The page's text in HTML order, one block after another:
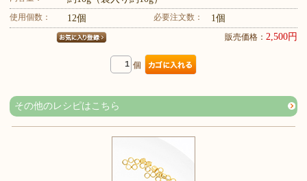
使用個数： 12個 必要注文数： 1個
販売価格： 2,500円
個
その他のレシピはこちら